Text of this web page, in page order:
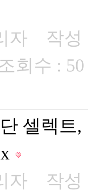
자 작성
회수 : 50
셀렉트,
자 작성